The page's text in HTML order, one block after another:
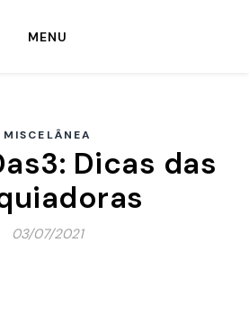
MENU
MISCELÂNEA
Dicas das
03/07/2021